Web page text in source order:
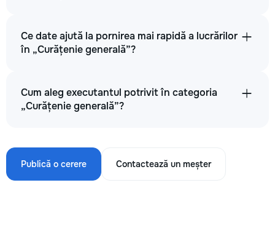
Ce date ajută la pornirea mai rapidă a lucrărilor
în „Curățenie generală”?
Cum aleg executantul potrivit în categoria
„Curățenie generală”?
Publică o cerere Contactează un meșter